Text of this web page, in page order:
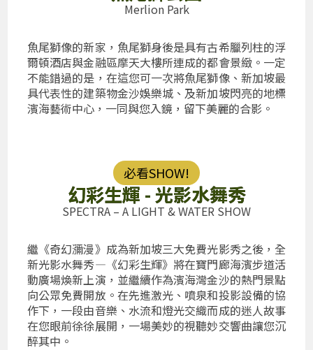
Merlion Park
魚尾獅像的新家，魚尾獅身後是具有古希臘列柱的浮
爾頓酒店與金融區摩天大樓所連成的都會景緻。一定
不能錯過的是，在這您可一次將魚尾獅像、新加坡最
具代表性的建築物金沙娛樂城、及新加坡閃亮的地標
濱海藝術中心，一同與您入鏡，留下美麗的合影。
必看SHOW!
幻彩生輝 - 光影水舞秀
SPECTRA – A LIGHT & WATER SHOW
繼《奇幻瀰漫》成為新加坡三大免費光影秀之後，全
新光影水舞秀—《幻彩生輝》將在寶門廊海濱步道活
動廣場煥新上演，並繼續作為濱海灣金沙的熱門景點
向公眾免費開放。在先進激光、噴泉和投影設備的協
作下，一段由音樂、水流和燈光交織而成的迷人故事
在您眼前徐徐展開，一場美妙的視聽妙交響曲讓您沉
醉其中。